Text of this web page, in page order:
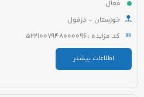
فعال
خوزستان - دزفول
کد مزایده : 5221007948000096
اطلاعات بیشتر